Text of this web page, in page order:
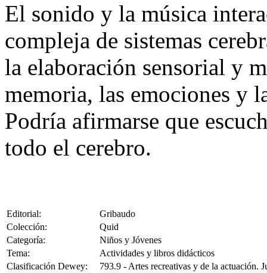
El sonido y la música
compleja de sistemas
la elaboración sensorial y
memoria, las emociones y
Podría afirmarse que
todo el cerebro.
Editorial:
Gribaudo
Colección:
Quid
Categoría:
Niños y Jóvenes
Tema:
Actividades y libros didácticos
Clasificación Dewey:
793.9 - Artes recreativas y de la actuación.